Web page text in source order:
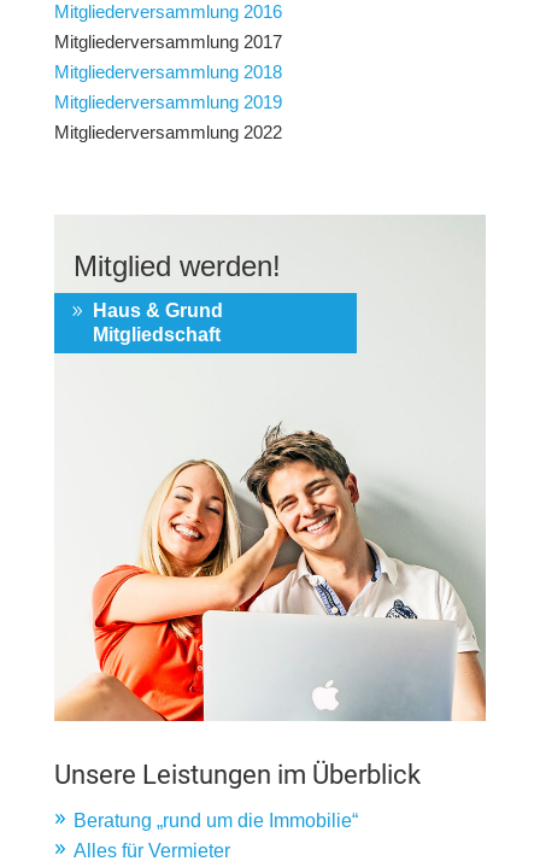
Mitgliederversammlung 2016
Mitgliederversammlung 2017
Mitgliederversammlung 2018
Mitgliederversammlung 2019
Mitgliederversammlung 2022
Mitglied werden!
Haus & Grund
Mitgliedschaft
Unsere Leistungen im Überblick
Beratung „rund um die Immobilie“
Alles für Vermieter